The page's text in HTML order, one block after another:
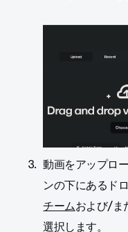
動画をアップロ
ンの下にあるド
チームおよび/ま
選択します。